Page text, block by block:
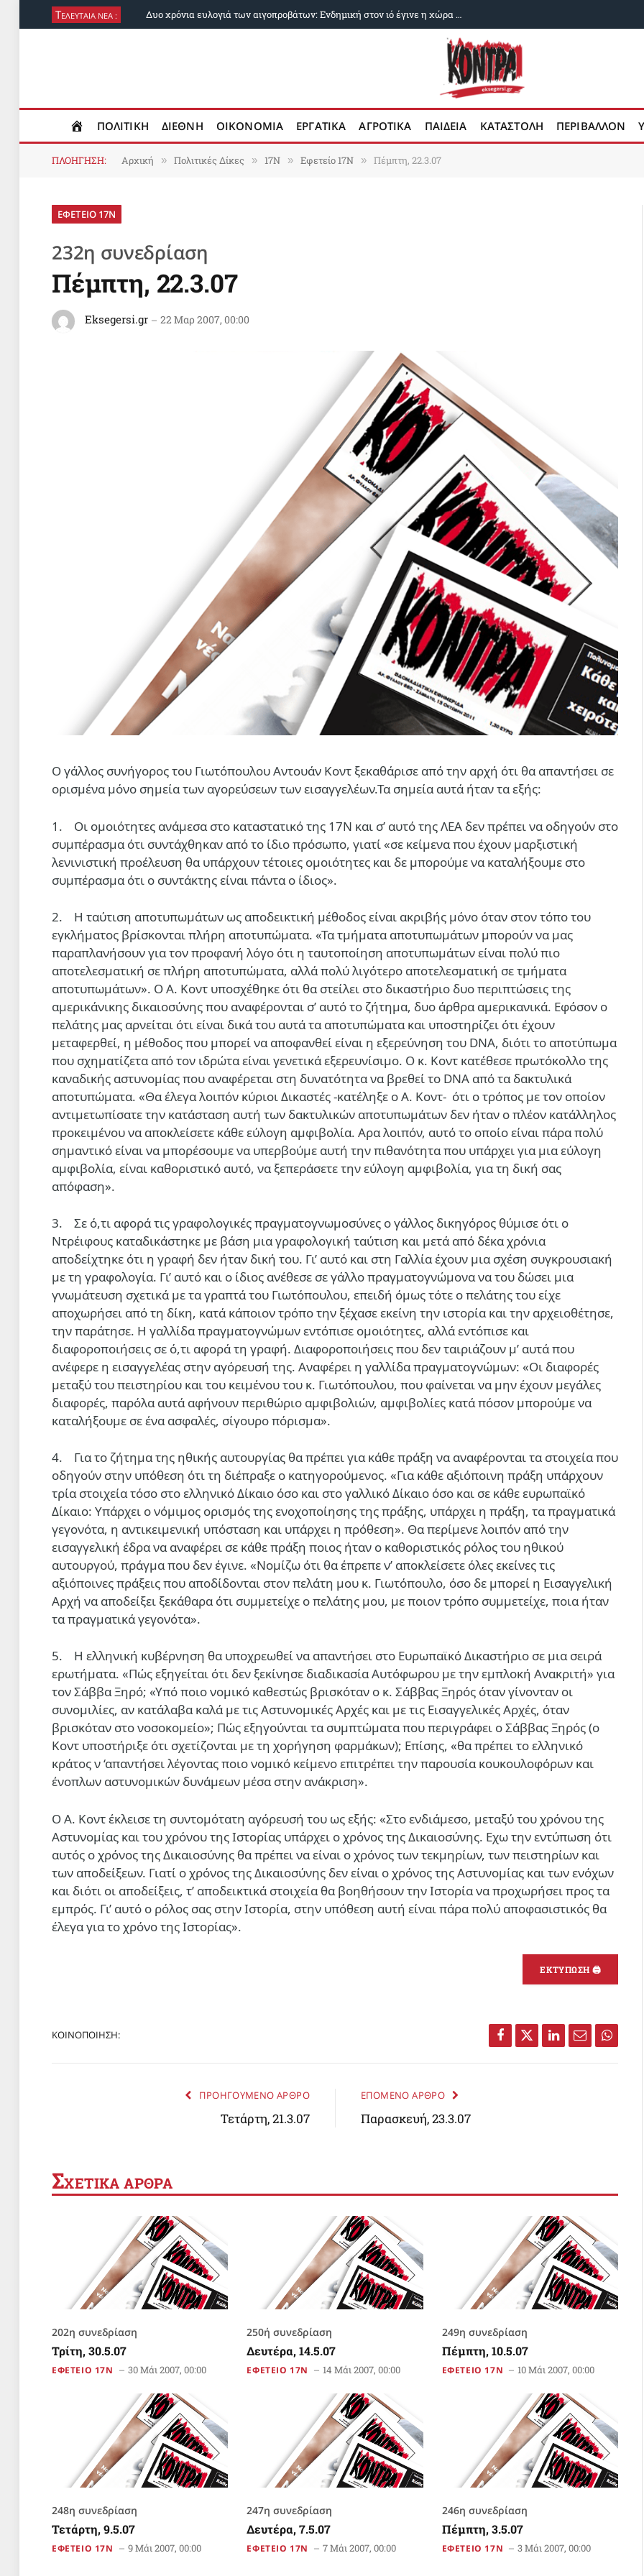
ΤΕΛΕΥΤΑΙΑ ΝΕΑ : Δυο χρόνια ευλογιά των αιγοπροβάτων: Ενδημική στον ιό έγινε η χώρα μας
ΠΟΛΙΤΙΚΗ ΔΙΕΘΝΗ ΟΙΚΟΝΟΜΙΑ ΕΡΓΑΤΙΚΑ ΑΓΡΟΤΙΚΑ ΠΑΙΔΕΙΑ ΚΑΤΑΣΤΟΛΗ ΠΕΡΙΒΑΛΛΟΝ
ΠΛΟΗΓΗΣΗ: Αρχική » Πολιτικές Δίκες » 17Ν » Εφετείο 17Ν » Πέμπτη, 22.3.07
ΕΦΕΤΕΙΟ 17Ν
232η συνεδρίαση
Πέμπτη, 22.3.07
Eksegersi.gr 22 Μαρ 2007, 00:00
Ο γάλλος συνήγορος του Γιωτόπουλου Αντουάν Κοντ ξεκαθάρισε από την αρχή ότι θα απαντήσει σε
ορισμένα μόνο σημεία των αγορεύσεων των εισαγγελέων.Τα σημεία αυτά ήταν τα εξής:
1. Οι ομοιότητες ανάμεσα στο καταστατικό της 17Ν και σ’ αυτό της ΛΕΑ δεν πρέπει να οδηγούν στο
συμπέρασμα ότι συντάχθηκαν από το ίδιο πρόσωπο, γιατί «σε κείμενα που έχουν μαρξιστική
λενινιστική προέλευση θα υπάρχουν τέτοιες ομοιότητες και δε μπορούμε να καταλήξουμε στο
συμπέρασμα ότι ο συντάκτης είναι πάντα ο ίδιος».
2. Η ταύτιση αποτυπωμάτων ως αποδεικτική μέθοδος είναι ακριβής μόνο όταν στον τόπο του
εγκλήματος βρίσκονται πλήρη αποτυπώματα. «Τα τμήματα αποτυπωμάτων μπορούν να μας
παραπλανήσουν για τον προφανή λόγο ότι η ταυτοποίηση αποτυπωμάτων είναι πολύ πιο
αποτελεσματική σε πλήρη αποτυπώματα, αλλά πολύ λιγότερο αποτελεσματική σε τμήματα
αποτυπωμάτων». Ο Α. Κοντ υποσχέθηκε ότι θα στείλει στο δικαστήριο δυο περιπτώσεις της
αμερικάνικης δικαιοσύνης που αναφέρονται σ’ αυτό το ζήτημα, δυο άρθρα αμερικανικά. Εφόσον ο
πελάτης μας αρνείται ότι είναι δικά του αυτά τα αποτυπώματα και υποστηρίζει ότι έχουν
μεταφερθεί, η μέθοδος που μπορεί να αποφανθεί είναι η εξερεύνηση του DNA, διότι το αποτύπωμα
που σχηματίζετα από τον ιδρώτα είναι γενετικά εξερευνίσιμο. Ο κ. Κοντ κατέθεσε πρωτόκολλο της
καναδικής αστυνομίας που αναφέρεται στη δυνατότητα να βρεθεί το DNA από τα δακτυλικά
αποτυπώματα. «Θα έλεγα λοιπόν κύριοι Δικαστές -κατέληξε ο Α. Κοντ- ότι ο τρόπος με τον οποίον
αντιμετωπίσατε την κατάσταση αυτή των δακτυλικών αποτυπωμάτων δεν ήταν ο πλέον κατάλληλος
προκειμένου να αποκλείσετε κάθε εύλογη αμφιβολία. Αρα λοιπόν, αυτό το οποίο είναι πάρα πολύ
σημαντικό είναι να μπορέσουμε να υπερβούμε αυτή την πιθανότητα που υπάρχει για μια εύλογη
αμφιβολία, είναι καθοριστικό αυτό, να ξεπεράσετε την εύλογη αμφιβολία, για τη δική σας
απόφαση».
3. Σε ό,τι αφορά τις γραφολογικές πραγματογνωμοσύνες ο γάλλος δικηγόρος θύμισε ότι ο
Ντρέιφους καταδικάστηκε με βάση μια γραφολογική ταύτιση και μετά από δέκα χρόνια
αποδείχτηκε ότι η γραφή δεν ήταν δική του. Γι’ αυτό και στη Γαλλία έχουν μια σχέση συγκρουσιακή
με τη γραφολογία. Γι’ αυτό και ο ίδιος ανέθεσε σε γάλλο πραγματογνώμονα να του δώσει μια
γνωμάτευση σχετικά με τα γραπτά του Γιωτόπουλου, επειδή όμως τότε ο πελάτης του είχε
αποχωρήσει από τη δίκη, κατά κάποιον τρόπο την ξέχασε εκείνη την ιστορία και την αρχειοθέτησε,
την παράτησε. Η γαλλίδα πραγματογνώμων εντόπισε ομοιότητες, αλλά εντόπισε και
διαφοροποιήσεις σε ό,τι αφορά τη γραφή. Διαφοροποιήσεις που δεν ταιριάζουν μ’ αυτά που
ανέφερε η εισαγγελέας στην αγόρευσή της. Αναφέρει η γαλλίδα πραγματογνώμων: «Οι διαφορές
μεταξύ του πειστηρίου και του κειμένου του κ. Γιωτόπουλου, που φαίνεται να μην έχουν μεγάλες
διαφορές, παρόλα αυτά αφήνουν περιθώριο αμφιβολιών, αμφιβολίες κατά πόσον μπορούμε να
καταλήξουμε σε ένα ασφαλές, σίγουρο πόρισμα».
4. Για το ζήτημα της ηθικής αυτουργίας θα πρέπει για κάθε πράξη να αναφέρονται τα στοιχεία που
οδηγούν στην υπόθεση ότι τη διέπραξε ο κατηγορούμενος. «Για κάθε αξιόποινη πράξη υπάρχουν
τρία στοιχεία τόσο στο ελληνικό Δίκαιο όσο και στο γαλλικό Δίκαιο όσο και σε κάθε ευρωπαϊκό
Δίκαιο: Υπάρχει ο νόμιμος ορισμός της ενοχοποίησης της πράξης, υπάρχει η πράξη, τα πραγματικά
γεγονότα, η αντικειμενική υπόσταση και υπάρχει η πρόθεση». Θα περίμενε λοιπόν από την
εισαγγελική έδρα να αναφέρει σε κάθε πράξη ποιος ήταν ο καθοριστικός ρόλος του ηθικού
αυτουργού, πράγμα που δεν έγινε. «Νομίζω ότι θα έπρεπε ν’ αποκλείσετε όλες εκείνες τις
αξιόποινες πράξεις που αποδίδονται στον πελάτη μου κ. Γιωτόπουλο, όσο δε μπορεί η Εισαγγελική
Αρχή να αποδείξει ξεκάθαρα ότι συμμετείχε ο πελάτης μου, με ποιον τρόπο συμμετείχε, ποια ήταν
τα πραγματικά γεγονότα».
5. Η ελληνική κυβέρνηση θα υποχρεωθεί να απαντήσει στο Ευρωπαϊκό Δικαστήριο σε μια σειρά
ερωτήματα. «Πώς εξηγείται ότι δεν ξεκίνησε διαδικασία Αυτόφωρου με την εμπλοκή Ανακριτή» για
τον Σάββα Ξηρό; «Υπό ποιο νομικό καθεστώς βρισκόταν ο κ. Σάββας Ξηρός όταν γίνονταν οι
συνομιλίες, αν κατάλαβα καλά με τις Αστυνομικές Αρχές και με τις Εισαγγελικές Αρχές, όταν
βρισκόταν στο νοσοκομείο»; Πώς εξηγούνται τα συμπτώματα που περιγράφει ο Σάββας Ξηρός (ο
Κοντ υποστήριξε ότι σχετίζονται με τη χορήγηση φαρμάκων); Επίσης, «θα πρέπει το ελληνικό
κράτος ν ‘απαντήσει λέγοντας ποιο νομικό κείμενο επιτρέπει την παρουσία κουκουλοφόρων και
ένοπλων αστυνομικών δυνάμεων μέσα στην ανάκριση».
Ο Α. Κοντ έκλεισε τη συντομότατη αγόρευσή του ως εξής: «Στο ενδιάμεσο, μεταξύ του χρόνου της
Αστυνομίας και του χρόνου της Ιστορίας υπάρχει ο χρόνος της Δικαιοσύνης. Εχω την εντύπωση ότι
αυτός ο χρόνος της Δικαιοσύνης θα πρέπει να είναι ο χρόνος των τεκμηρίων, των πειστηρίων και
των αποδείξεων. Γιατί ο χρόνος της Δικαιοσύνης δεν είναι ο χρόνος της Αστυνομίας και των ενόχων
και διότι οι αποδείξεις, τ’ αποδεικτικά στοιχεία θα βοηθήσουν την Ιστορία να προχωρήσει προς τα
εμπρός. Γι’ αυτό ο ρόλος σας στην Ιστορία, στην υπόθεση αυτή είναι πάρα πολύ αποφασιστικός θα
έλεγα για το χρόνο της Ιστορίας».
ΕΚΤΥΠΩΣΗ 🖨
ΚΟΙΝΟΠΟΙΗΣΗ:
Facebook
TwitterLinkedIn
Email
ΠΡΟΗΓΟΥΜΕΝΟ ΑΡΘΡΟ
Τετάρτη, 21.3.07
ΕΠΟΜΕΝΟ ΑΡΘΡΟ
Παρασκευή, 23.3.07
ΣΧΕΤΙΚΑ ΑΡΘΡΑ
202η συνεδρίαση
Τρίτη, 30.5.07
ΕΦΕΤΕΙΟ 17Ν 30 Μάι 2007, 00:00
250ή συνεδρίαση
Δευτέρα, 14.5.07
ΕΦΕΤΕΙΟ 17Ν 14 Μάι 2007, 00:00
249η συνεδρίαση
Πέμπτη, 10.5.07
ΕΦΕΤΕΙΟ 17Ν 10 Μάι 2007, 00:00
248η συνεδρίαση
Τετάρτη, 9.5.07
ΕΦΕΤΕΙΟ 17Ν 9 Μάι 2007, 00:00
247η συνεδρίαση
Δευτέρα, 7.5.07
ΕΦΕΤΕΙΟ 17Ν 7 Μάι 2007, 00:00
246η συνεδρίαση
Πέμπτη, 3.5.07
ΕΦΕΤΕΙΟ 17Ν 3 Μάι 2007, 00:00